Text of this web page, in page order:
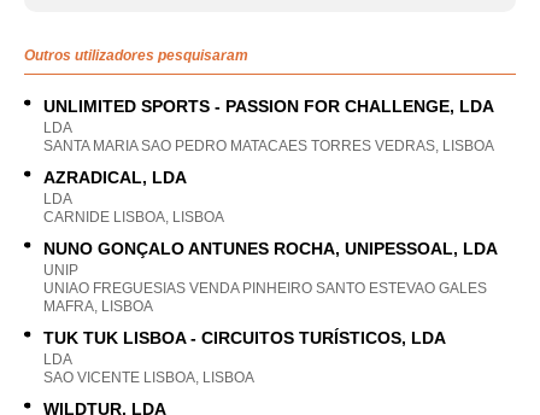
Outros utilizadores pesquisaram
UNLIMITED SPORTS - PASSION FOR CHALLENGE, LDA
LDA
SANTA MARIA SAO PEDRO MATACAES TORRES VEDRAS, LISBOA
AZRADICAL, LDA
LDA
CARNIDE LISBOA, LISBOA
NUNO GONÇALO ANTUNES ROCHA, UNIPESSOAL, LDA
UNIP
UNIAO FREGUESIAS VENDA PINHEIRO SANTO ESTEVAO GALES
MAFRA, LISBOA
TUK TUK LISBOA - CIRCUITOS TURÍSTICOS, LDA
LDA
SAO VICENTE LISBOA, LISBOA
WILDTUR, LDA